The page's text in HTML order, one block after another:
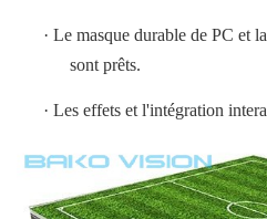
Puissance
moyen
400 W/m2
Max Power
800 W/m2
de
· Le masque durable de PC et
sont prêts.
· Les effets et l'intégration